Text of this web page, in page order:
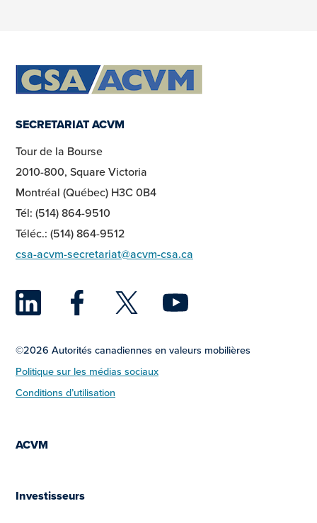
SECRETARIAT ACVM
Tour de la Bourse
2010-800, Square Victoria
Montréal (Québec) H3C 0B4
Tél: (514) 864-9510
Téléc.: (514) 864-9512
csa-acvm-secretariat@acvm-csa.ca
LinkedIn
Facebook
Twitter
©2026 Autorités canadiennes en valeurs mobilières
Politique sur les médias sociaux
Conditions d’utilisation
ACVM
Investisseurs